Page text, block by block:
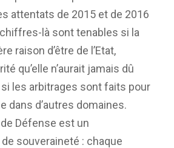
attentats de 2015 et de 2016
là sont tenables si la
raison d’être de l’Etat,
qu’elle n’aurait jamais dû
si les arbitrages sont faits pour
dans d’autres domaines.
Défense est un
souveraineté : chaque